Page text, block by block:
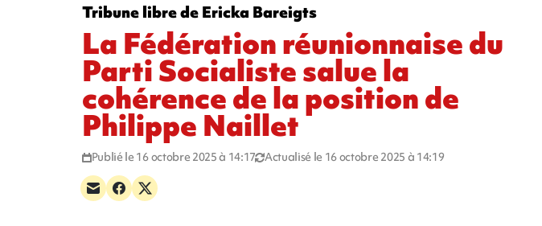
Tribune libre de Ericka Bareigts
La Fédération réunionnaise du
Parti Socialiste salue la
cohérence de la position de
Philippe Naillet
Publié le 16 octobre 2025 à 14:17 Actualisé le 16 octobre 2025 à 14:19